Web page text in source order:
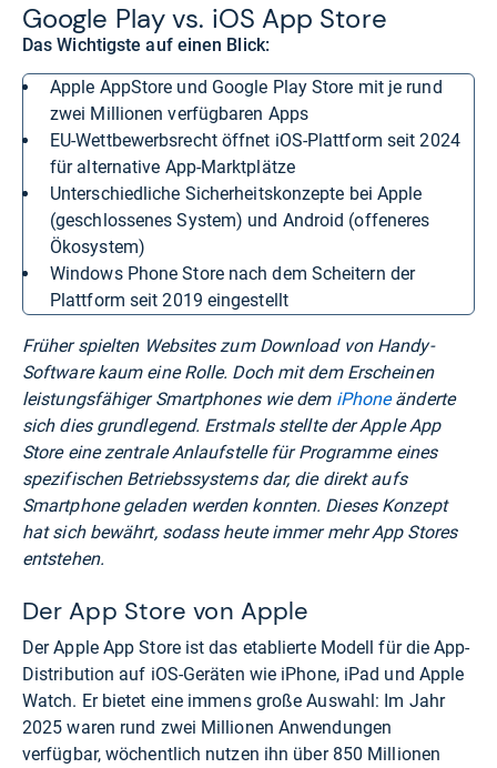
Goo­gle Play vs. iOS App Store
Das Wichtigste auf einen Blick:
Apple AppStore und Google Play Store mit je rund
zwei Millionen verfügbaren Apps
EU-Wettbewerbsrecht öffnet iOS-Plattform seit 2024
für alternative App-Marktplätze
Unterschiedliche Sicherheitskonzepte bei Apple
(geschlossenes System) und Android (offeneres
Ökosystem)
Windows Phone Store nach dem Scheitern der
Plattform seit 2019 eingestellt
Früher spielten Websites zum Download von Handy-
Software kaum eine Rolle. Doch mit dem Erscheinen
leistungsfähiger Smartphones wie dem iPhoneänderte
sich dies grundlegend. Erstmals stellte der Apple App
Store eine zentrale Anlaufstelle für Programme eines
spezifischen Betriebssystems dar, die direkt aufs
Smartphone geladen werden konnten. Dieses Konzept
hat sich bewährt, sodass heute immer mehr App Stores
entstehen.
Der App Store von Apple
Der Apple App Store ist das etablierte Modell für die App-
Distribution auf iOS-Geräten wie iPhone, iPad und Apple
Watch. Er bietet eine immens große Auswahl: Im Jahr
2025 waren rund zwei Millionen Anwendungen
verfügbar, wöchentlich nutzen ihn über 850 Millionen